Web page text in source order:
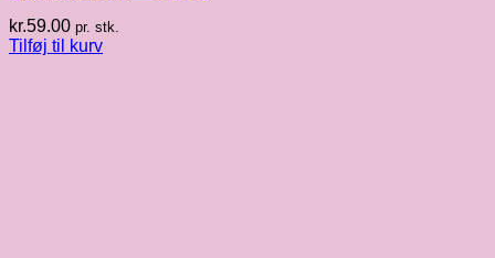
kr.59.00 pr. stk.
Tilføj til kurv